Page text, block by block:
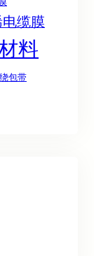
缆膜
料
包带